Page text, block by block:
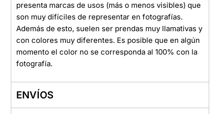
presenta marcas de usos (más o menos visibles) que
son muy difíciles de representar en fotografías.
Además de esto, suelen ser prendas muy llamativas y
con colores muy diferentes. Es posible que en algún
momento el color no se corresponda al 100% con la
fotografía.
ENVÍOS